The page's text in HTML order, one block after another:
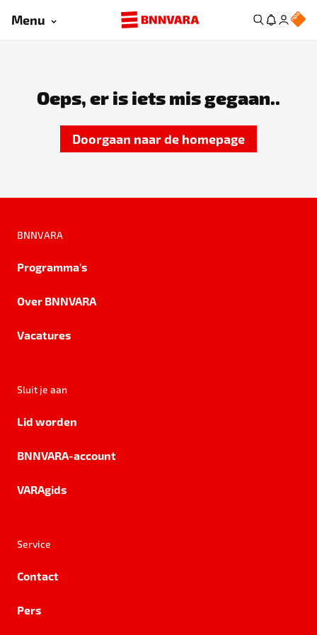
Menu
Oeps, er is iets mis gegaan..
Doorgaan naar de homepage
BNNVARA
Programma's
Over BNNVARA
Vacatures
Sluit je aan
Lid worden
BNNVARA-account
VARAgids
Service
Contact
Pers